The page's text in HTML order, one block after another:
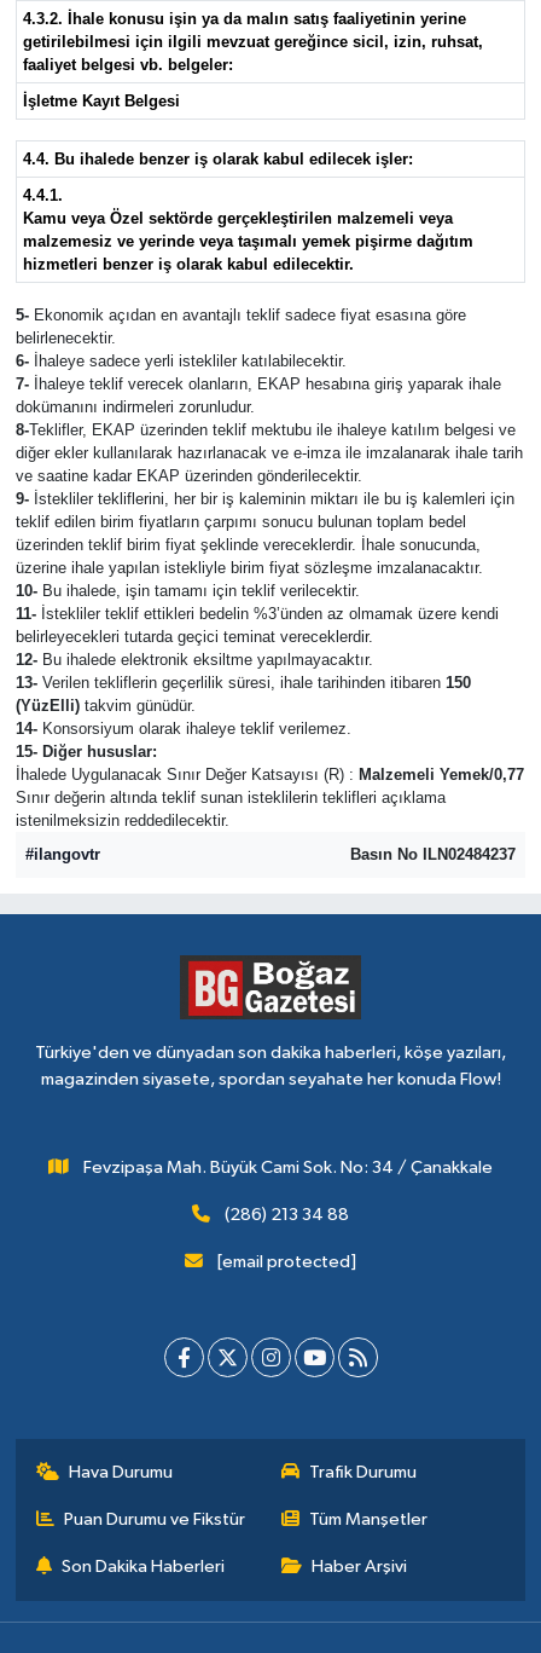
4.3.2. İhale konusu işin ya da malın satış faaliyetinin yerine
getirilebilmesi için ilgili mevzuat gereğince sicil, izin, ruhsat,
faaliyet belgesi vb. belgeler:
İşletme Kayıt Belgesi
4.4. Bu ihalede benzer iş olarak kabul edilecek işler:
4.4.1.
Kamu veya Özel sektörde gerçekleştirilen malzemeli veya
malzemesiz ve yerinde veya taşımalı yemek pişirme dağıtım
hizmetleri benzer iş olarak kabul edilecektir.
5-Ekonomik açıdan en avantajlı teklif sadece fiyat esasına göre
belirlenecektir.
6-İhaleye sadece yerli istekliler katılabilecektir.
7-İhaleye teklif verecek olanların, EKAP hesabına giriş yaparak ihale
dokümanını indirmeleri zorunludur.
8-Teklifler, EKAP üzerinden teklif mektubu ile ihaleye katılım belgesi ve
diğer ekler kullanılarak hazırlanacak ve e-imza ile imzalanarak ihale tarih
ve saatine kadar EKAP üzerinden gönderilecektir.
9-İstekliler tekliflerini, her bir iş kaleminin miktarı ile bu iş kalemleri için
teklif edilen birim fiyatların çarpımı sonucu bulunan toplam bedel
üzerinden teklif birim fiyat şeklinde vereceklerdir. İhale sonucunda,
üzerine ihale yapılan istekliyle birim fiyat sözleşme imzalanacaktır.
10-Bu ihalede, işin tamamı için teklif verilecektir.
11-İstekliler teklif ettikleri bedelin %3’ünden az olmamak üzere kendi
belirleyecekleri tutarda geçici teminat vereceklerdir.
12- Bu ihalede elektronik eksiltme yapılmayacaktır.
13-Verilen tekliflerin geçerlilik süresi, ihale tarihinden itibaren 150
(YüzElli)takvim günüdür.
14-Konsorsiyum olarak ihaleye teklif verilemez.
15- Diğer hususlar:
İhalede Uygulanacak Sınır Değer Katsayısı (R) : Malzemeli Yemek/0,77
Sınır değerin altında teklif sunan isteklilerin teklifleri açıklama
istenilmeksizin reddedilecektir.
#ilangovtr
Basın No ILN02484237
Türkiye'den ve dünyadan son dakika haberleri, köşe yazıları,
magazinden siyasete, spordan seyahate her konuda Flow!
Fevzipaşa Mah. Büyük Cami Sok. No: 34 / Çanakkale
(286) 213 34 88
[email protected]
Hava Durumu Trafik Durumu
Puan Durumu ve Fikstür Tüm Manşetler
Son Dakika Haberleri Haber Arşivi